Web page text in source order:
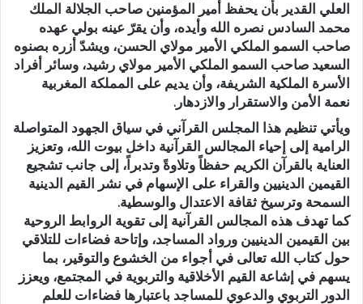
العلي القدير بأن يحفظ أمير المؤمنين صاحب الجلالة الملك
محمد السادس نصره الله وأيده، وأن يقرّ عينه بولي عهده
صاحب السمو الملكي الأمير مولاي الحسن، ويشدّ أزره بصنوه
السعيد صاحب السمو الملكي الأمير مولاي رشيد، وسائر أفراد
الأسرة الملكية الشريفة، وأن يديم على المملكة المغربية
نعمة الأمن والاستقرار والازدهار.
ويأتي تنظيم هذا المجلس القرآني في سياق الجهود المتواصلة
الرامية إلى إحياء المجالس القرآنية داخل بيوت الله، وتعزيز
العناية بالقرآن الكريم حفظاً وتلاوةً وتدبراً، إلى جانب تشجيع
القيمين الدينيين والقراء على الإسهام في نشر القيم الدينية
السمحة وترسيخ ثقافة الاعتدال والوسطية.
كما تهدف هذه المجالس القرآنية إلى تقوية الروابط الروحية
بين القيمين الدينيين ورواد المساجد، وإتاحة فضاءات للتلاقي
حول كتاب الله تعالى في أجواء من الخشوع والتوقير، بما
يسهم في إشاعة القيم الأخلاقية والتربوية في المجتمع، ويعزز
الدور التربوي والدعوي للمساجد باعتبارها فضاءات للعلم